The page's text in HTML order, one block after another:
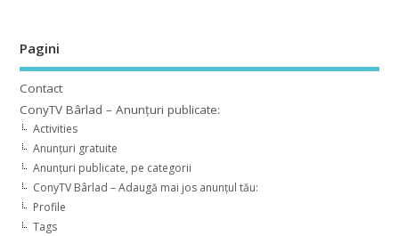
Pagini
Contact
ConyTV Bârlad – Anunțuri publicate:
Activities
Anunțuri gratuite
Anunțuri publicate, pe categorii
ConyTV Bârlad – Adaugă mai jos anunțul tău:
Profile
Tags